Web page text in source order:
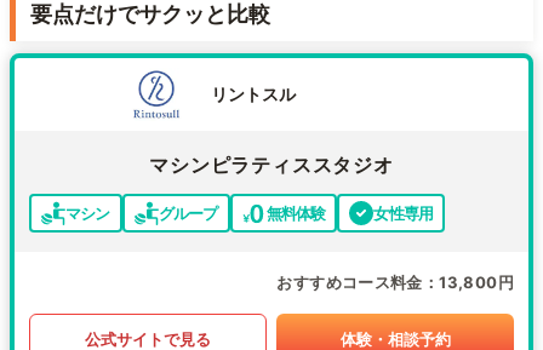
要点だけでサクッと比較
リントスル
マシンピラティススタジオ
マシン グループ 無料体験 女性専用
おすすめコース料金 13,800円
公式サイトで見る 体験・相談予約